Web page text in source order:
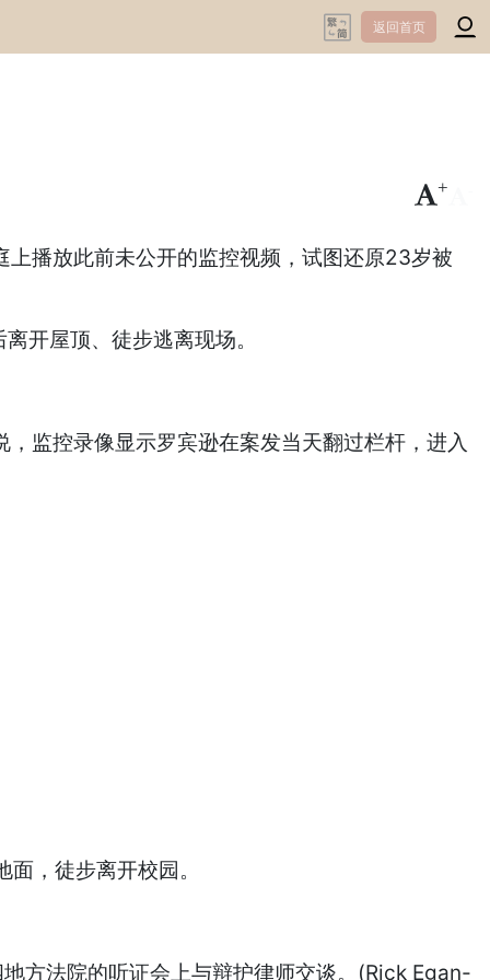
返回首页
+
播放此前未公开的监控视频，试图还原23岁被
开屋顶、徒步逃离现场。
控录像显示罗宾逊在案发当天翻过栏杆，进入
，徒步离开校园。
法院的听证会上与辩护律师交谈。(Rick Egan-